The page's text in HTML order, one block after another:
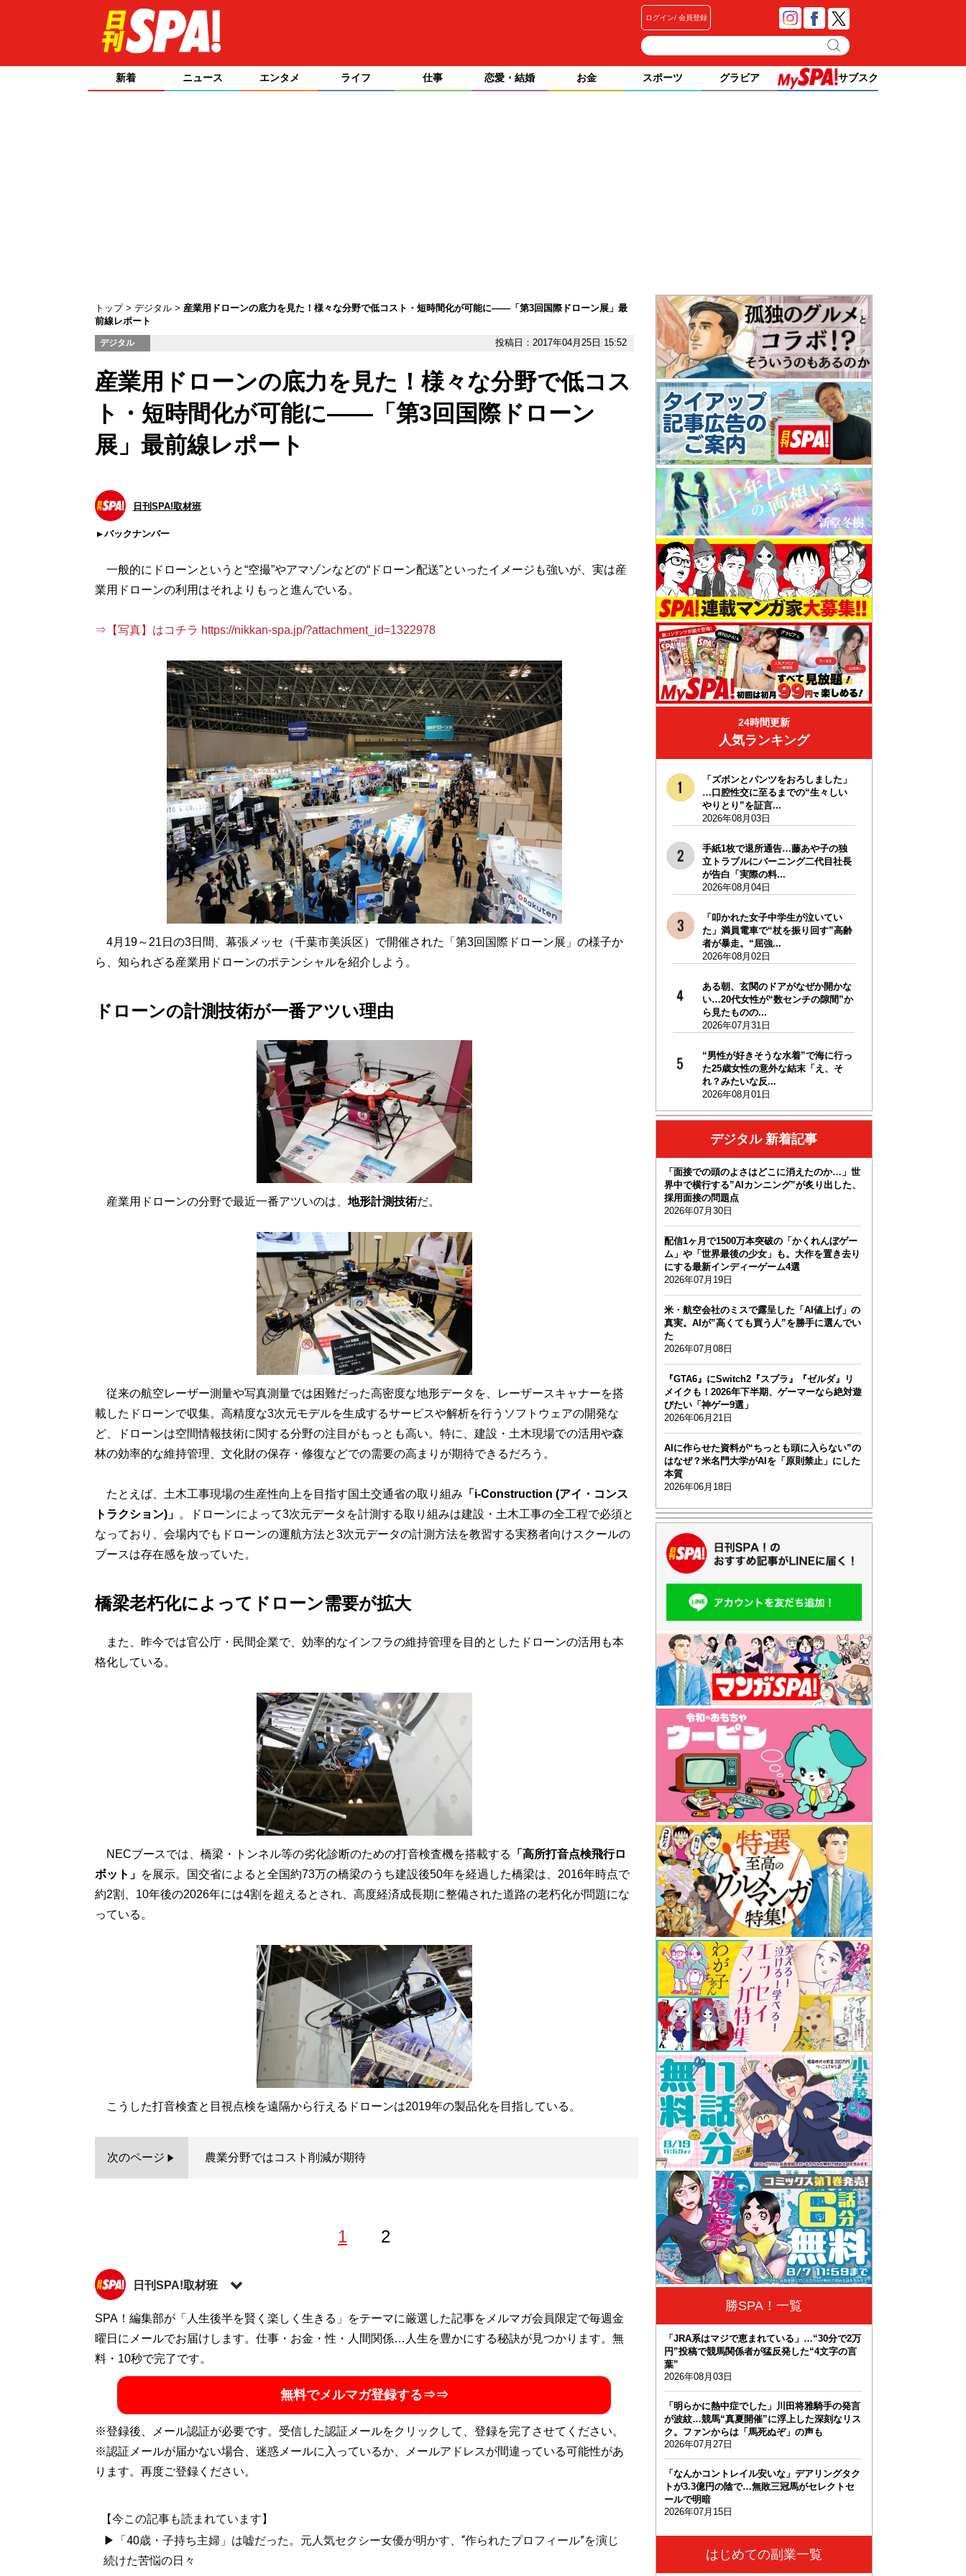
ログイン 会員登録
新着 ニュース エンタメ ライフ 仕事 恋愛・結婚 お金 スポーツ グラビア サブスク
トップ デジタル
産業用ドローンの底力を見た！様々な分野で低コスト・短時間化が可能に――「第3回国際ドローン展」最
前線レポート
デジタル 投稿日：2017年04月25日 15:52
産業用ドローンの底力を見た！様々な分野で低コス
ト・短時間化が可能に――「第3回国際ドローン
展」最前線レポート
日刊SPA!取材班
バックナンバー
一般的にドローンというと“空撮”やアマゾンなどの“ドローン配送”といったイメージも強いが、実は産
業用ドローンの利用はそれよりもっと進んでいる。
⇒【写真】はコチラ https://nikkan-spa.jp/?attachment_id=1322978
4月19～21日の3日間、幕張メッセ（千葉市美浜区）で開催された「第3回国際ドローン展」の様子か
ら、知られざる産業用ドローンのポテンシャルを紹介しよう。
ドローンの計測技術が一番アツい理由
産業用ドローンの分野で最近一番アツいのは、 地形計測技術だ。
従来の航空レーザー測量や写真測量では困難だった高密度な地形データを、レーザースキャナーを搭
載したドローンで収集。高精度な3次元モデルを生成するサービスや解析を行うソフトウェアの開発な
ど、ドローンは空間情報技術に関する分野の注目がもっとも高い。特に、建設・土木現場での活用や森
林の効率的な維持管理、文化財の保存・修復などでの需要の高まりが期待できるだろう。
たとえば、土木工事現場の生産性向上を目指す国土交通省の取り組み 「i-Construction (アイ・コンス
トラクション)」 。ドローンによって3次元データを計測する取り組みは建設・土木工事の全工程で必須と
なっており、会場内でもドローンの運航方法と3次元データの計測方法を教習する実務者向けスクールの
ブースは存在感を放っていた。
橋梁老朽化によってドローン需要が拡大
また、昨今では官公庁・民間企業で、効率的なインフラの維持管理を目的としたドローンの活用も本
格化している。
NECブースでは、橋梁・トンネル等の劣化診断のための打音検査機を搭載する 「高所打音点検飛行ロ
ボット」 を展示。国交省によると全国約73万の橋梁のうち建設後50年を経過した橋梁は、2016年時点で
約2割、10年後の2026年には4割を超えるとされ、高度経済成長期に整備された道路の老朽化が問題にな
っている。
こうした打音検査と目視点検を遠隔から行えるドローンは2019年の製品化を目指している。
次のページ 農業分野ではコスト削減が期待
1 2
日刊SPA!取材班
記事一覧へ
SPA！編集部が「人生後半を賢く楽しく生きる」をテーマに厳選した記事をメルマガ会員限定で毎週金
曜日にメールでお届けします。仕事・お金・性・人間関係…人生を豊かにする秘訣が見つかります。無
料・10秒で完了です。
無料でメルマガ登録する⇒⇒
※登録後、メール認証が必要です。受信した認証メールをクリックして、登録を完了させてください。
※認証メールが届かない場合、迷惑メールに入っているか、メールアドレスが間違っている可能性があ
ります。再度ご登録ください。
【今この記事も読まれています】
▶「40歳・子持ち主婦」は嘘だった。元人気セクシー女優が明かす、“作られたプロフィール”を演じ
続けた苦悩の日々
24時間更新
人気ランキング
「ズボンとパンツをおろしました」
…口腔性交に至るまでの“生々しい
やりとり”を証言...
2026年08月03日
手紙1枚で退所通告…藤あや子の独
立トラブルにバーニング二代目社長
が告白「実際の料...
2026年08月04日
「叩かれた女子中学生が泣いてい
た」満員電車で“杖を振り回す”高齢
者が暴走。“屈強...
2026年08月02日
ある朝、玄関のドアがなぜか開かな
い…20代女性が“数センチの隙間”か
ら見たものの...
2026年07月31日
“男性が好きそうな水着”で海に行っ
た25歳女性の意外な結末「え、そ
れ？みたいな反...
2026年08月01日
デジタル 新着記事
「面接での頭のよさはどこに消えたのか…」世
界中で横行する”AIカンニング”が炙り出した、
採用面接の問題点
2026年07月30日
配信1ヶ月で1500万本突破の「かくれんぼゲー
ム」や「世界最後の少女」も。大作を置き去り
にする最新インディーゲーム4選
2026年07月19日
米・航空会社のミスで露呈した「AI値上げ」の
真実。AIが”高くても買う人”を勝手に選んでい
た
2026年07月08日
『GTA6』にSwitch2『スプラ』『ゼルダ』リ
メイクも！2026年下半期、ゲーマーなら絶対遊
びたい「神ゲー9選」
2026年06月21日
AIに作らせた資料が“ちっとも頭に入らない”の
はなぜ？米名門大学がAIを「原則禁止」にした
本質
2026年06月18日
勝SPA！一覧
「JRA系はマジで恵まれている」…“30分で2万
円”投稿で競馬関係者が猛反発した“4文字の言
葉”
2026年08月03日
「明らかに熱中症でした」川田将雅騎手の発言
が波紋…競馬“真夏開催”に浮上した深刻なリス
ク。ファンからは「馬死ぬぞ」の声も
2026年07月27日
「なんかコントレイル安いな」デアリングタク
トが3.3億円の陰で…無敗三冠馬がセレクトセ
ールで明暗
2026年07月15日
はじめての副業一覧